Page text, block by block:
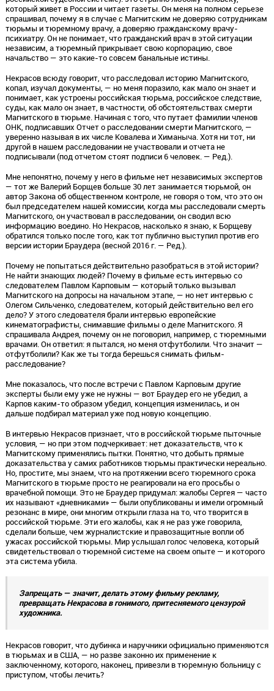
который живет в России и читает газеты. Он меня на полном серьезе
спрашивал, почему я в случае с Магнитским не доверяю сотрудникам
тюрьмы и тюремному врачу, а доверяю гражданскому врачу-
психиатру. Он не понимает, что гражданский врач в этой ситуации
независим, а тюремный прикрывает свою корпорацию, свое
начальство — это какие-то совсем банальные истины.
Некрасов всюду говорит, что расследовал историю Магнитского,
копал, изучал документы, — но меня поразило, как мало он знает и
понимает, как устроены российская тюрьма, российское следствие,
суды, как мало он знает, в частности, об обстоятельствах смерти
Магнитского в тюрьме. Начиная с того, что путает фамилии членов
ОНК, подписавших Отчет о расследовании смерти Магнитского, —
уверенно называя в их числе Ковалева и Химаныча. Хотя ни тот, ни
другой в нашем расследовании не участвовали и отчета не
подписывали (под отчетом стоят подписи 6 человек. — Ред.).
Мне непонятно, почему у него в фильме нет независимых экспертов
— тот же Валерий Борщев больше 30 лет занимается тюрьмой, он
автор Закона об общественном контроле, не говоря о том, что это он
был председателем нашей комиссии, когда мы расследовали смерть
Магнитского, он участвовал в расследовании, он сводил всю
информацию воедино. Но Некрасов, насколько я знаю, к Борщеву
обратился только после того, как тот публично выступил против его
версии истории Браудера (весной 2016 г. — Ред.).
Почему не попытаться действительно разобраться в этой истории?
Не найти знающих людей? Почему в фильме есть интервью со
следователем Павлом Карповым — который только вызывал
Магнитского на допросы на начальном этапе, — но нет интервью с
Олегом Сильченко, следователем, который действительно вел его
дело? У этого следователя брали интервью европейские
кинематографисты, снимавшие фильмы о деле Магнитского. Я
спрашивала Андрея, почему он не поговорил, например, с тюремными
врачами. Он ответил: я пытался, но меня отфутболили. Что значит —
отфутболили? Как же ты тогда берешься снимать фильм-
расследование?
Мне показалось, что после встречи с Павлом Карповым другие
эксперты были ему уже не нужны — вот Браудер его не убедил, а
Карпов каким-то образом убедил, концепция изменилась, и он
дальше подбирал материал уже под новую концепцию.
В интервью Некрасов признает, что в российской тюрьме пыточные
условия, — но при этом подчеркивает: нет доказательств, что к
Магнитскому применялись пытки. Понятно, что добыть прямые
доказательства у самих работников тюрьмы практически нереально.
Но, простите, мы знаем, что на протяжении всего тюремного срока
Магнитского в тюрьме просто не реагировали на его просьбы о
врачебной помощи. Это не Браудер придумал: жалобы Сергея — часто
их называют «дневниками» — были опубликованы и имели огромный
резонанс в мире, они многим открыли глаза на то, что творится в
российской тюрьме. Эти его жалобы, как я не раз уже говорила,
сделали больше, чем журналистские и правозащитные вопли об
ужасах российской тюрьмы. Мир услышал голос человека, который
свидетельствовал о тюремной системе на своем опыте — и которого
эта система убила.
Запрещать — значит, делать этому фильму рекламу,
превращать Некрасова в гонимого, притесняемого цензурой
художника.
Некрасов говорит, что дубинка и наручники официально применяются
в тюрьмах и в США, — но разве законно их применение к
заключенному, которого, наконец, привезли в тюремную больницу с
приступом, чтобы лечить?